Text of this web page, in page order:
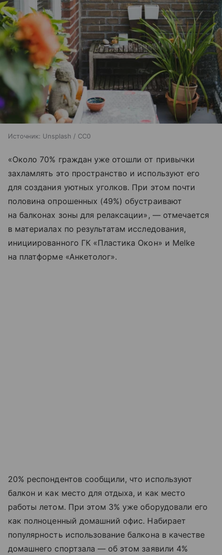
Источник: Unsplash / CC0
«Около 70% граждан уже отошли от привычки
захламлять это пространство и используют его
для создания уютных уголков. При этом почти
половина опрошенных (49%) обустраивают
на балконах зоны для релаксации», — отмечается
в материалах по результатам исследования,
инициированного ГК «Пластика Окон» и Melke
на платформе «Анкетолог».
20% респондентов сообщили, что используют
балкон и как место для отдыха, и как место
работы летом. При этом 3% уже оборудовали его
как полноценный домашний офис. Набирает
популярность использование балкона в качестве
домашнего спортзала — об этом заявили 4%